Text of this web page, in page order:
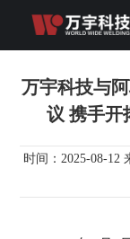
万宇科技与
议 携手开
时间：2025-08-12